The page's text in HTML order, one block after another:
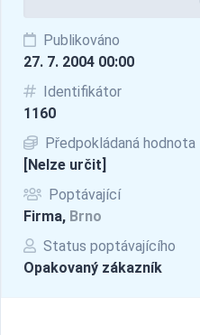
Publikováno
27. 7. 2004 00:00
Identifikátor
1160
Předpokládaná hodnota
[Nelze určit]
Poptávající
Firma, Brno
Status poptávajícího
Opakovaný zákazník